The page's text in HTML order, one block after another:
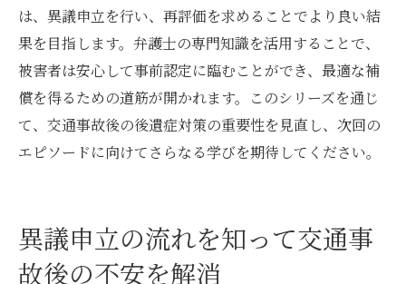
は、異議申立を行い、再評価を求めることでより良い結
果を目指します。弁護士の専門知識を活用することで、
被害者は安心して事前認定に臨むことができ、最適な補
償を得るための道筋が開かれます。このシリーズを通じ
て、交通事故後の後遺症対策の重要性を見直し、次回の
エピソードに向けてさらなる学びを期待してください。
異議申立の流れを知って交通事
故後の不安を解消